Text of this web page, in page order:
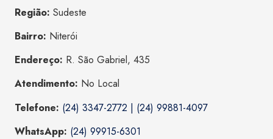
Região: Sudeste
Bairro: Niterói
Endereço: R. São Gabriel, 435
Atendimento: No Local
Telefone: (24) 3347-2772 | (24) 99881-4097
WhatsApp: (24) 99915-6301